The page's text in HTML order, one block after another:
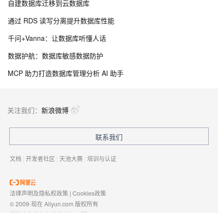
自建数据库迁移到云数据库
通过 RDS 读写分离提升数据库性能
千问+Vanna：让数据库听懂人话
数据护航：数据库敏感数据防护
MCP 助力打造数据库管理分析 AI 助手
关注我们： 新浪微博
联系我们
文档 | 开发者社区 | 天池大赛 | 培训与认证
法律声明及隐私权政策 | Cookies政策
© 2009-现在 Aliyun.com 版权所有
增值电信业务经营许可证： 浙B2-20080101